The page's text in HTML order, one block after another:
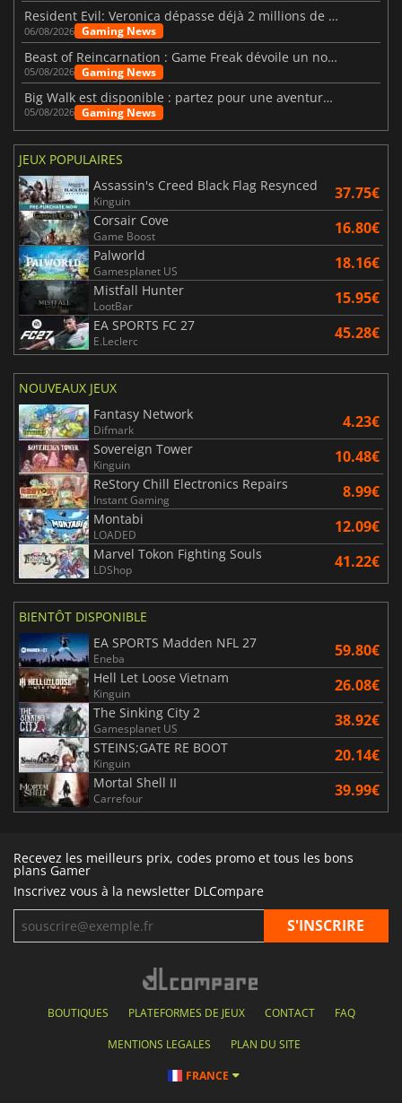
Resident Evil: Veronica dépasse déjà 2 millions de wishlists
06/08/2026 Gaming News
Beast of Reincarnation : Game Freak dévoile un nouveau pari
05/08/2026 Gaming News
Big Walk est disponible : partez pour une aventure entre amis
05/08/2026 Gaming News
JEUX POPULAIRES
Assassin's Creed Black Flag Resynced
Kinguin 37.75€
Corsair Cove
Game Boost 16.80€
Palworld
Gamesplanet US 18.16€
Mistfall Hunter
LootBar 15.95€
EA SPORTS FC 27
E.Leclerc 45.28€
NOUVEAUX JEUX
Fantasy Network
Difmark 4.23€
Sovereign Tower
Kinguin 10.48€
ReStory Chill Electronics Repairs
Instant Gaming 8.99€
Montabi
LOADED 12.09€
Marvel Tokon Fighting Souls
LDShop 41.22€
BIENTÔT DISPONIBLE
EA SPORTS Madden NFL 27
Eneba 59.80€
Hell Let Loose Vietnam
Kinguin 26.08€
The Sinking City 2
Gamesplanet US 38.92€
STEINS;GATE RE BOOT
Kinguin 20.14€
Mortal Shell II
Carrefour 39.99€
Recevez les meilleurs prix, codes promo et tous les bons
plans Gamer
Inscrivez vous à la newsletter DLCompare
BOUTIQUES PLATEFORMES DE JEUX CONTACT FAQ
MENTIONS LEGALES PLAN DU SITE
FRANCE